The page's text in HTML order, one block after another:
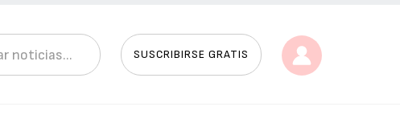
SUSCRIBIRSE GRATIS